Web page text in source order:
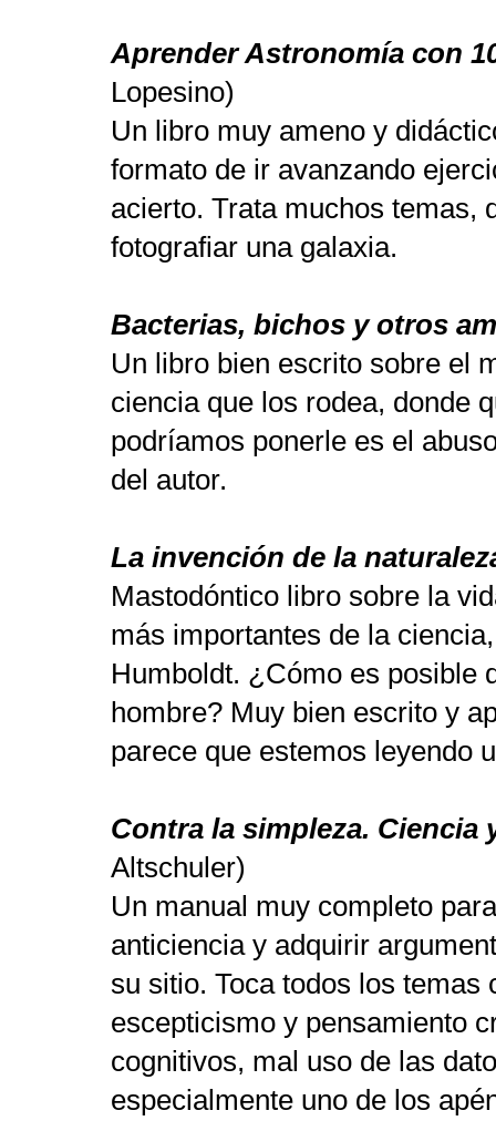
Aprender Astronomía con
Lopesino)
Un libro muy ameno y
formato de ir avanzando
acierto. Trata muchos temas,
fotografiar una galaxia.
Bacterias, bichos y otros
Un libro bien escrito sobre el
ciencia que los rodea, donde
podríamos ponerle es el
del autor.
La invención de la
Mastodóntico libro sobre la
más importantes de la
Humboldt. ¿Cómo es posible
hombre? Muy bien escrito y
parece que estemos leyendo
Contra la simpleza. Ciencia
Altschuler)
Un manual muy completo
anticiencia y adquirir
su sitio. Toca todos los temas
escepticismo y pensamiento
cognitivos, mal uso de las
especialmente uno de los